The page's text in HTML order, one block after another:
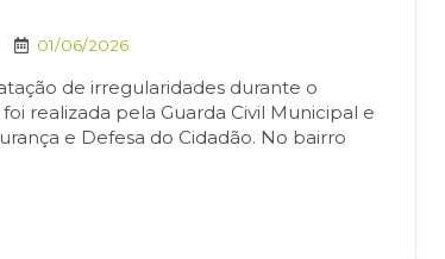
01/06/2026
de irregularidades durante o
realizada pela Guarda Civil Municipal e
e Defesa do Cidadão. No bairro